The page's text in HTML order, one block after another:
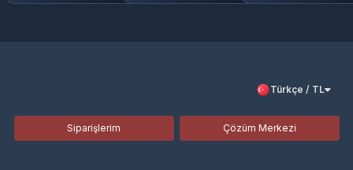
Türkçe / TL
Siparişlerim Çözüm Merkezi